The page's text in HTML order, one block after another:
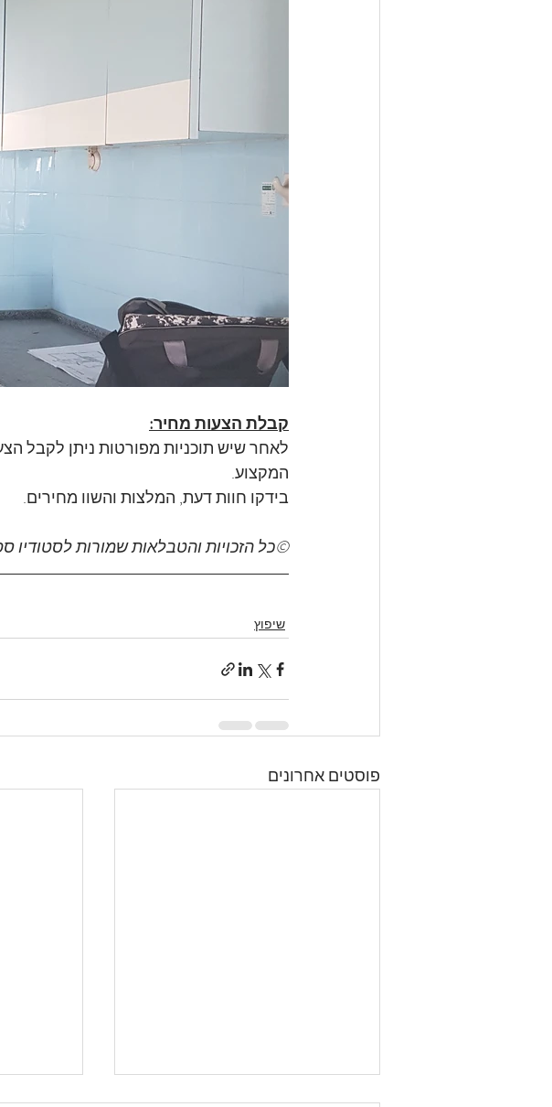
קבלת הצעות מחיר:
לאחר שיש תוכניות מפורטות ניתן לקבל
המקצוע.
בידקו חוות דעת, המלצות והשוו מחירים.
©כל הזכויות והטבלאות שמורות לסטודיו
שיפוץ
פוסטים אחרונים